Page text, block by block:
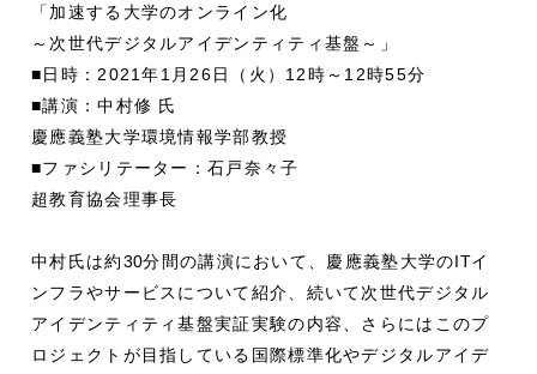
「加速する大学のオンライン化
～次世代デジタルアイデンティティ基盤～」
■日時：2021年1月26日（火）12時～12時55分
■講演：中村修 氏
慶應義塾大学環境情報学部教授
■ファシリテーター：石戸奈々子
超教育協会理事長
中村氏は約30分間の講演において、慶應義塾大学のITイ
ンフラやサービスについて紹介、続いて次世代デジタル
アイデンティティ基盤実証実験の内容、さらにはこのプ
ロジェクトが目指している国際標準化やデジタルアイデ